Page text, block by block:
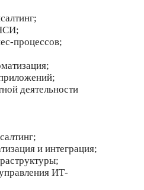
процессов;
деятельности
и интеграция;
ИТ-